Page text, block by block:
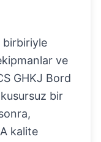
birbiriyle
ve
GHKJ Bord
bir
kalite